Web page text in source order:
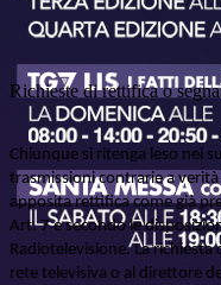
Richieste di rettifica o
Chiunque si ritenga leso nei
trasmissioni contrarie a
apposita rettifica come già
Art. 7 e secondo le
Radiotelevisione. La
rete televisiva o al direttore